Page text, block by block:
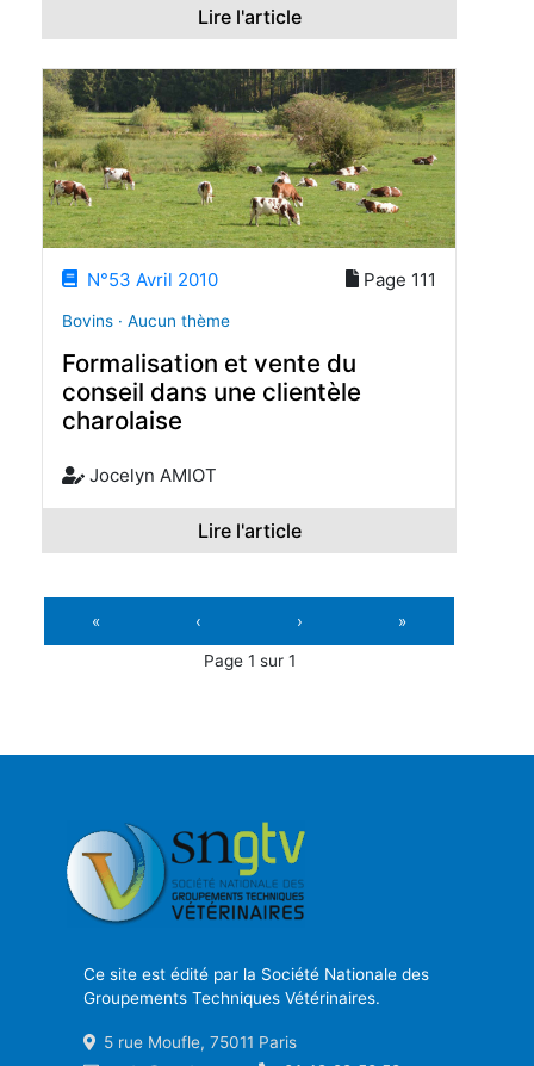
Lire l'article
N°53 Avril 2010 Page 111
Bovins · Aucun thème
Formalisation et vente du
conseil dans une clientèle
charolaise
Jocelyn AMIOT
Lire l'article
« ‹ › »
Page 1 sur 1
Ce site est édité par la Société Nationale des
Groupements Techniques Vétérinaires.
5 rue Moufle, 75011 Paris